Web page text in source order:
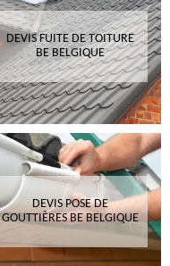
DEVIS FUITE DE TOITURE
BE BELGIQUE
DEVIS POSE DE
GOUTTIÈRES BE BELGIQUE